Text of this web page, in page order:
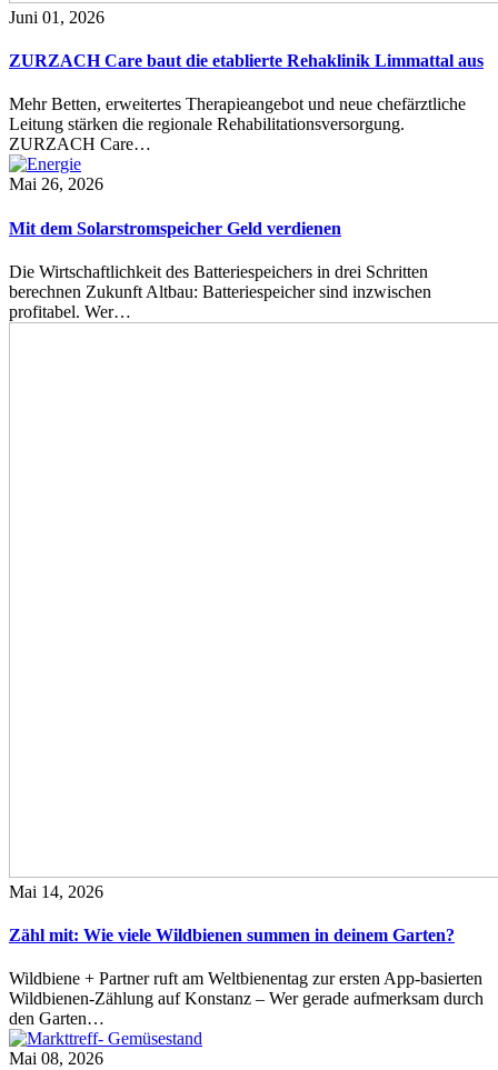
Juni 01, 2026
ZURZACH Care baut die etablierte Rehaklinik Limmattal aus
Mehr Betten, erweitertes Therapieangebot und neue chefärztliche
Leitung stärken die regionale Rehabilitationsversorgung.
ZURZACH Care…
Mai 26, 2026
Mit dem Solarstromspeicher Geld verdienen
Die Wirtschaftlichkeit des Batteriespeichers in drei Schritten
berechnen Zukunft Altbau: Batteriespeicher sind inzwischen
profitabel. Wer…
Mai 14, 2026
Zähl mit: Wie viele Wildbienen summen in deinem Garten?
Wildbiene + Partner ruft am Weltbienentag zur ersten App-basierten
Wildbienen-Zählung auf Konstanz – Wer gerade aufmerksam durch
den Garten…
Mai 08, 2026